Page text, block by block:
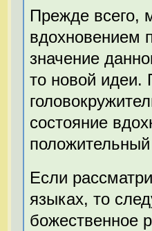
Прежде всего,
вдохновением
значение
то новой идеи.
состояние
Если
языках, то
божественное